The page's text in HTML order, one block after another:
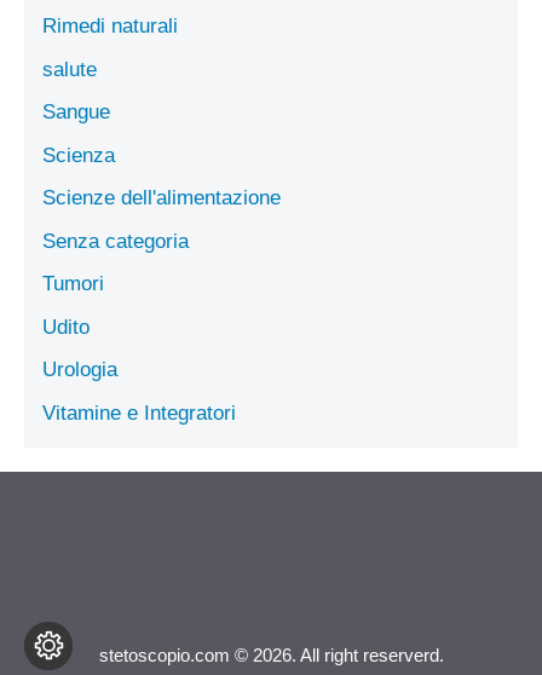
Rimedi naturali
salute
Sangue
Scienza
Scienze dell'alimentazione
Senza categoria
Tumori
Udito
Urologia
Vitamine e Integratori
stetoscopio.com © 2026. All right reserverd.